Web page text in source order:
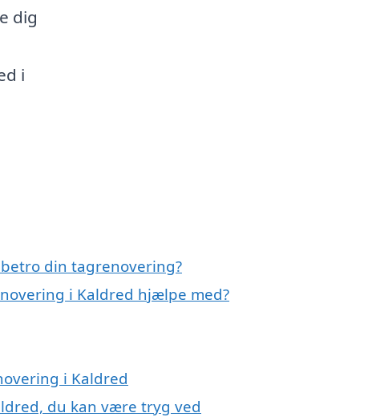
dig
i
din tagrenovering?
i Kaldred hjælpe med?
i Kaldred
du kan være tryg ved